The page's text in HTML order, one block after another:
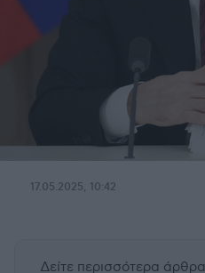
17.05.2025, 10:42
Δείτε περισσότερα